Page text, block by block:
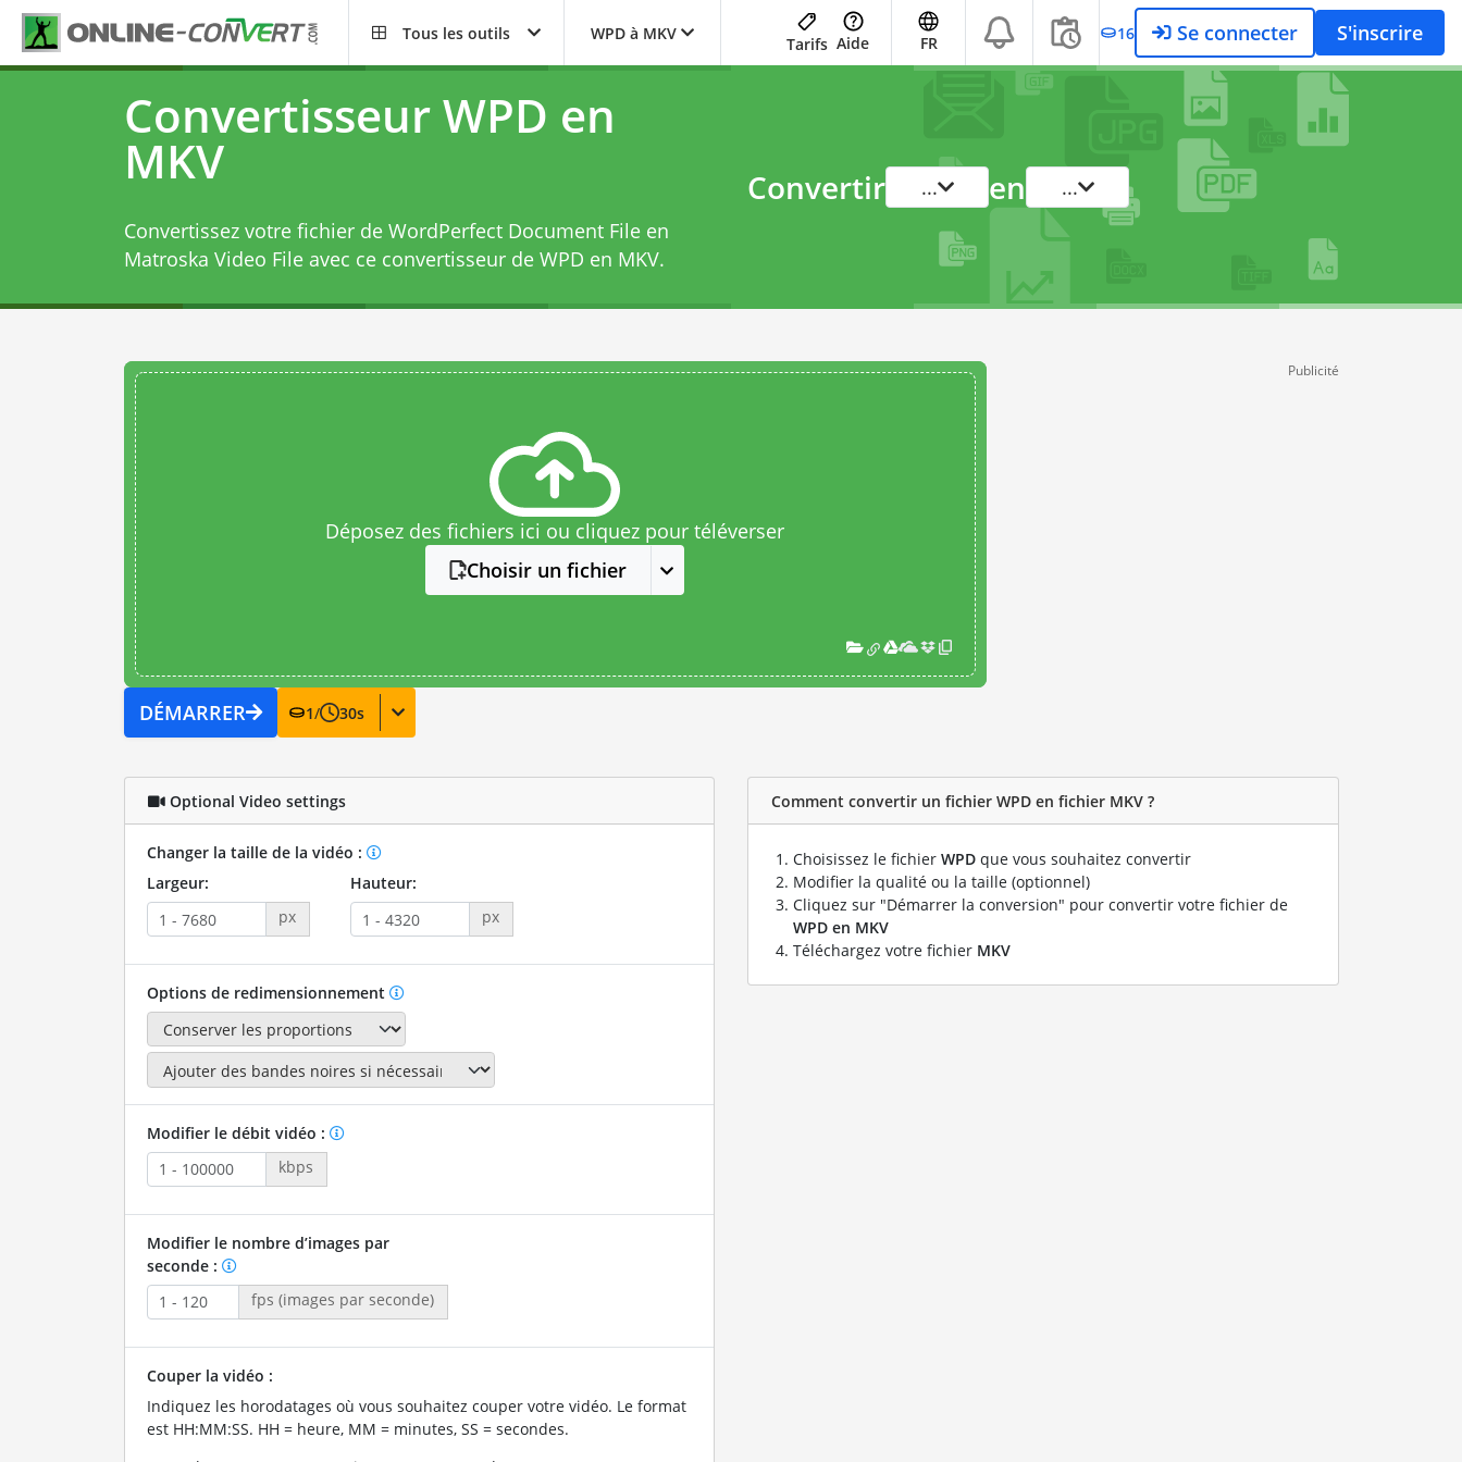
Tous les outils WPD à MKV
Tarifs Aide FR 16 Se connecter S'inscrire
Convertisseur WPD en
MKV
Convertissez votre fichier de WordPerfect Document File en
Matroska Video File avec ce convertisseur de WPD en MKV.
Convertir ... en ...
Déposez des fichiers ici ou cliquez pour téléverser
Choisir un fichier
DÉMARRER 1/ 30s
Publicité
Optional Video settings
Changer la taille de la vidéo :
Largeur:
px
Hauteur:
px
Options de redimensionnement
Modifier le débit vidéo :
kbps
Modifier le nombre d’images par
seconde :
fps (images par seconde)
Couper la vidéo :
Indiquez les horodatages où vous souhaitez couper votre vidéo. Le format
est HH:MM:SS. HH = heure, MM = minutes, SS = secondes.
Comment convertir un fichier WPD en fichier MKV ?
Choisissez le fichier WPD que vous souhaitez convertir
Modifier la qualité ou la taille (optionnel)
Cliquez sur "Démarrer la conversion" pour convertir votre fichier de
WPD en MKV
Téléchargez votre fichier MKV